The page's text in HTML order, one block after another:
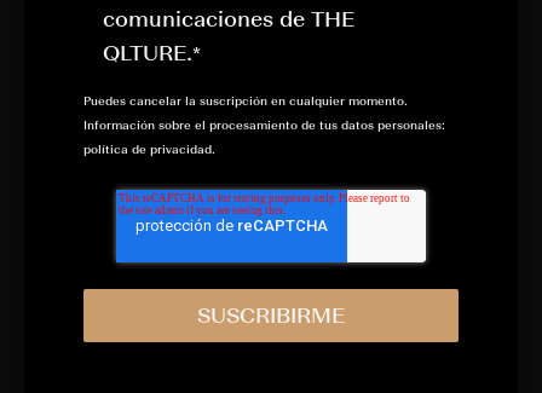
comunicaciones de THE
QLTURE.*
Puedes cancelar la suscripción en cualquier momento.
Información sobre el procesamiento de tus datos personales:
política de privacidad.